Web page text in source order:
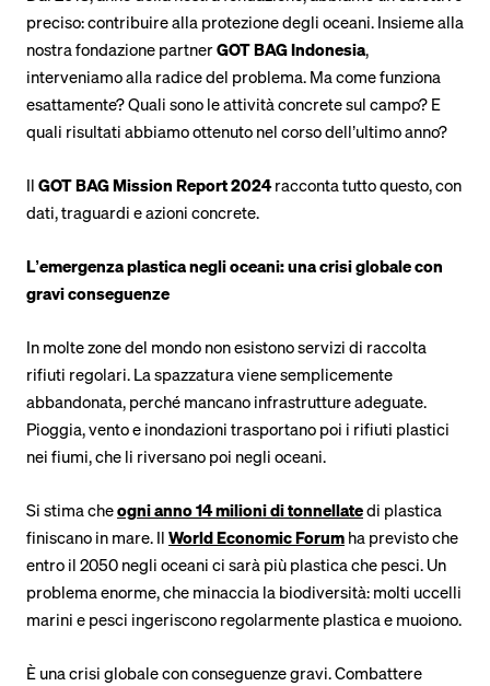
preciso: contribuire alla protezione degli oceani. Insieme alla
nostra fondazione partnerGOT BAG Indonesia,
interveniamo alla radice del problema. Ma come funziona
esattamente? Quali sono le attività concrete sul campo? E
quali risultati abbiamo ottenuto nel corso dell’ultimo anno?
Il GOT BAG Mission Report 2024racconta tutto questo, con
dati, traguardi e azioni concrete.
L’emergenza plastica negli oceani: una crisi globale con
gravi conseguenze
In molte zone del mondo non esistono servizi di raccolta
rifiuti regolari. La spazzatura viene semplicemente
abbandonata, perché mancano infrastrutture adeguate.
Pioggia, vento e inondazioni trasportano poi i rifiuti plastici
nei fiumi, che li riversano poi negli oceani.
Si stima cheogni anno 14 milioni di tonnellatedi plastica
finiscano in mare. Il World Economic Forum ha previsto che
entro il 2050 negli oceani ci sarà più plastica che pesci. Un
problema enorme, che minaccia la biodiversità: molti uccelli
marini e pesci ingeriscono regolarmente plastica e muoiono.
È una crisi globale con conseguenze gravi. Combattere